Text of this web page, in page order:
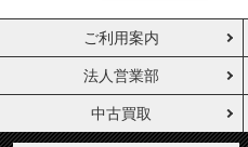
ご利用案内
法人営業部
中古買取